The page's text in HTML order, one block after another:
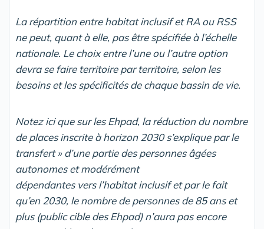
La répartition entre habitat inclusif et RA ou RSS
ne peut, quant à elle, pas être spécifiée à l’échelle
nationale. Le choix entre l’une ou l’autre option
devra se faire territoire par territoire, selon les
besoins et les spécificités de chaque bassin de vie.
Notez ici que sur les Ehpad, la réduction du nombre
de places inscrite à horizon 2030 s’explique par le
transfert » d’une partie des personnes âgées
autonomes et modérément
dépendantes vers l’habitat inclusif et par le fait
qu’en 2030, le nombre de personnes de 85 ans et
plus (public cible des Ehpad) n’aura pas encore